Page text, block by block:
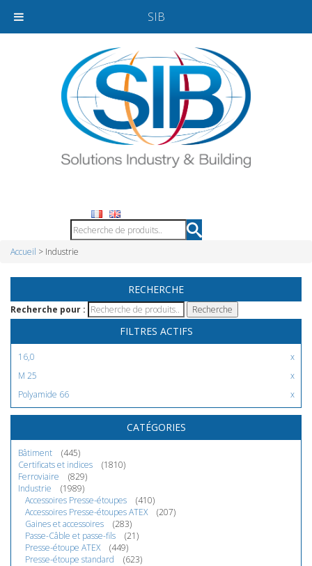
Accueil > Industrie
RECHERCHE
Recherche pour :
FILTRES ACTIFS
16,0
M 25
Polyamide 66
CATÉGORIES
Bâtiment
(445)
Certificats et indices
(1810)
Ferroviaire
(829)
Industrie
(1989)
Accessoires Presse-étoupes
(410)
Accessoires Presse-étoupes ATEX
(207)
Gaines et accessoires
(283)
Passe-Câble et passe-fils
(21)
Presse-étoupe ATEX
(449)
Presse-étoupe standard
(623)
SIB